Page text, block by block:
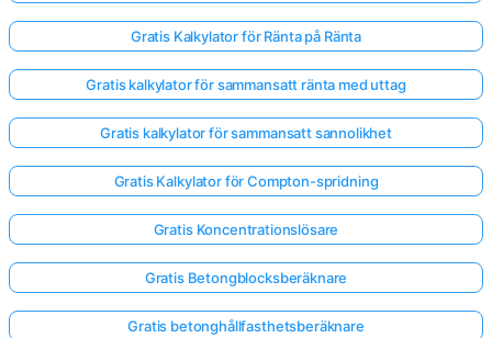
Gratis Kalkylator för Ränta på Ränta
Gratis kalkylator för sammansatt ränta med uttag
Gratis kalkylator för sammansatt sannolikhet
Gratis Kalkylator för Compton-spridning
Gratis Koncentrationslösare
Gratis Betongblocksberäknare
Gratis betonghållfasthetsberäknare